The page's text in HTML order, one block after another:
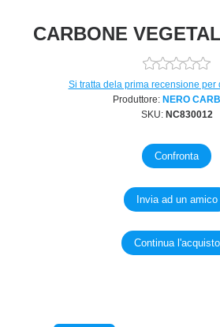
CARBONE
Si tratta dela prima recensione per
Produttore: NERO
SKU: NC830012